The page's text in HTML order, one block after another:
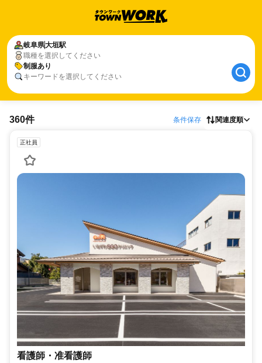
岐阜県大垣駅
職種を選択してください
制服あり
キーワードを選択してください
360件 条件保存 関連度順
正社員
看護師・准看護師